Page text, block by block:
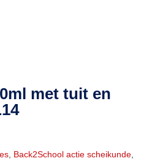
met tuit en
Back2School actie scheikunde